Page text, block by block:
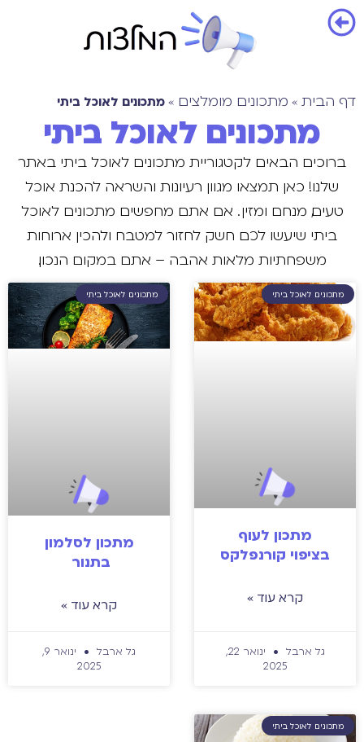
דף הבית»מתכונים מומלצים»מתכונים לאוכל ביתי
מתכונים לאוכל ביתי
ברוכים הבאים לקטגוריית מתכונים לאוכל ביתי באתר
שלנו! כאן תמצאו מגוון רעיונות והשראה להכנת אוכל
טעים, מנחם ומזין . אם אתם מחפשים מתכונים לאוכל
ביתי שיעשו לכם חשק לחזור למטבח ולהכין ארוחות
משפחתיות מלאות אהבה – אתם במקום הנכון.
מתכונים לאוכל ביתי
מתכון לעוף
בציפוי קורנפלקס
קרא עוד »
גל ארבל
ינואר 22,
2025
מתכונים לאוכל ביתי
מתכון לסלמון
בתנור
קרא עוד »
גל ארבל
ינואר 9,
2025
מתכונים לאוכל ביתי